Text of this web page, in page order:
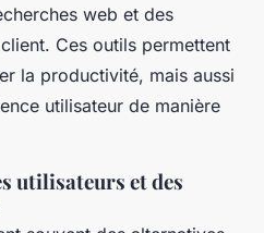
web et des
Ces outils permettent
la productivité, mais aussi
utilisateur de manière
utilisateurs et des